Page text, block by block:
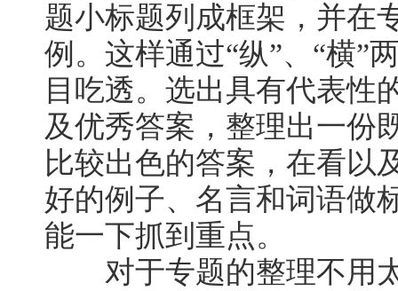
题小标题列成框架，并在
例。这样通过“纵”、“横”
目吃透。选出具有代表性
及优秀答案，整理出一份
比较出色的答案，在看以
好的例子、名言和词语做
能一下抓到重点。
对于专题的整理不用太